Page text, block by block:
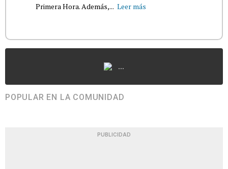
Primera Hora. Además,... Leer más
...
POPULAR EN LA COMUNIDAD
PUBLICIDAD